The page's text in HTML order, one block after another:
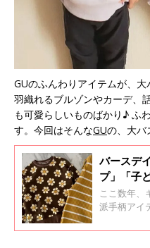
GUのふんわりアイテムが、
羽織れるブルゾンやカーデ、
も可愛らしいものばかり♪ ふ
す。今回はそんなGUの、大バ
バースデ
プ」「子
も服販売
手柄冬ア
ここ数年、
派手柄アイ
イでゲット